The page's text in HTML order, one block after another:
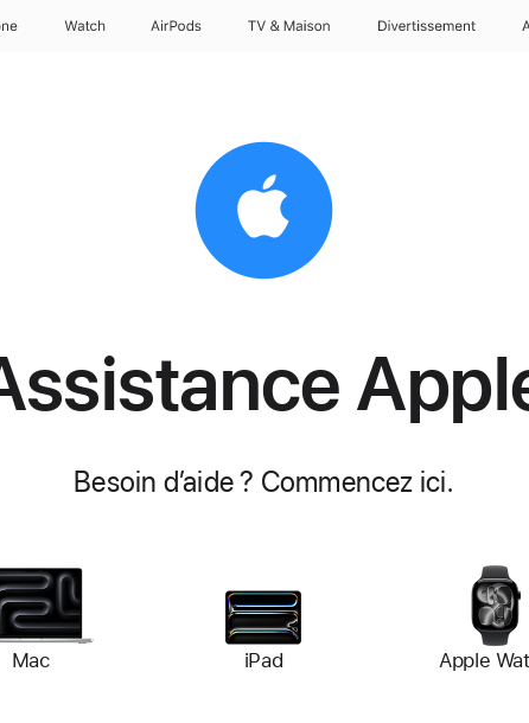
Watch AirPods TV & Maison Divertissements
Besoin d’aide ? Commencez ici.
Mac iPad Apple